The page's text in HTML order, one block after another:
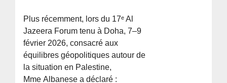
Plus récemment, lors du 17ᵉ Al
Jazeera Forum tenu à Doha, 7–9
février 2026, consacré aux
équilibres géopolitiques autour de
la situation en Palestine,
Mme Albanese a déclaré :